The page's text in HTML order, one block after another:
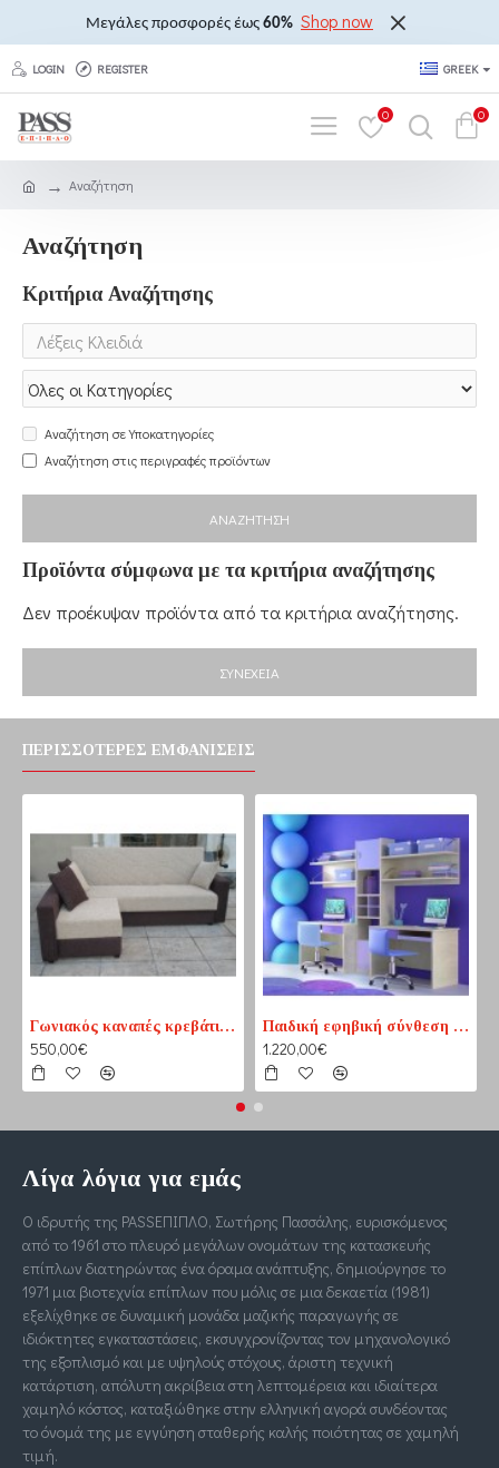
Μεγάλες προσφορές έως 60% Shop now
LOGIN REGISTER GREEK
0 0
Αναζήτηση
Αναζήτηση
Κριτήρια Αναζήτησης
Αναζήτηση σε Υποκατηγορίες
Αναζήτηση στις περιγραφές προϊόντων
ΑΝΑΖΉΤΗΣΗ
Προϊόντα σύμφωνα με τα κριτήρια αναζήτησης
Δεν προέκυψαν προϊόντα από τα κριτήρια αναζήτησης.
ΣΥΝΈΧΕΙΑ
ΠΕΡΙΣΣΌΤΕΡΕΣ ΕΜΦΑΝΊΣΕΙΣ
Γωνιακός καναπές κρεβάτι No1 καφέ-εκρού (PASS1) 210 cm x 165 cm
550,00€
Παιδική εφηβική σύνθεση βιβλιοθηκών για δύο παιδιά
1.220,00€
Λίγα λόγια για εμάς
Ο ιδρυτής της PASSΕΠΙΠΛΟ, Σωτήρης Πασσάλης, ευρισκόμενος
από το 1961 στο πλευρό μεγάλων ονομάτων της κατασκευής
επίπλων διατηρώντας ένα όραμα ανάπτυξης, δημιούργησε το
1971 μια βιοτεχνία επίπλων που μόλις σε μια δεκαετία (1981)
εξελίχθηκε σε δυναμική μονάδα μαζικής παραγωγής σε
ιδιόκτητες εγκαταστάσεις, εκσυγχρονίζοντας τον μηχανολογικό
της εξοπλισμό και με υψηλούς στόχους, άριστη τεχνική
κατάρτιση, απόλυτη ακρίβεια στη λεπτομέρεια και ιδιαίτερα
χαμηλό κόστος, καταξιώθηκε στην ελληνική αγορά συνδέοντας
το όνομά της με εγγύηση σταθερής καλής ποιότητας σε χαμηλή
τιμή.